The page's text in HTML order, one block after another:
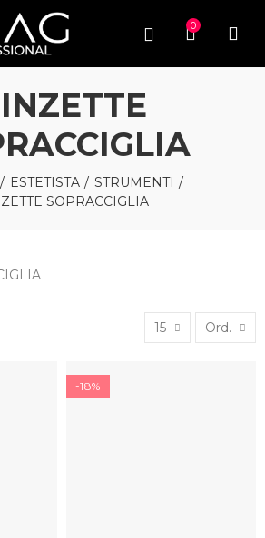
0
ESTETISTA
STRUMENTI
SOPRACCIGLIA
15 Ord.
-18%